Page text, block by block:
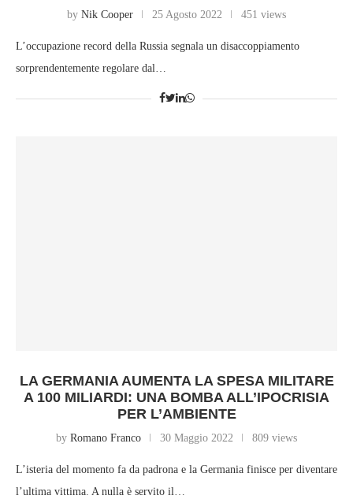
by Nik Cooper 25 Agosto 2022 451 views
L’occupazione record della Russia segnala un disaccoppiamento
sorprendentemente regolare dal…
LA GERMANIA AUMENTA LA SPESA MILITARE
A 100 MILIARDI: UNA BOMBA ALL’IPOCRISIA
PER L’AMBIENTE
by Romano Franco 30 Maggio 2022 809 views
L’isteria del momento fa da padrona e la Germania finisce per diventare
l’ultima vittima. A nulla è servito il…